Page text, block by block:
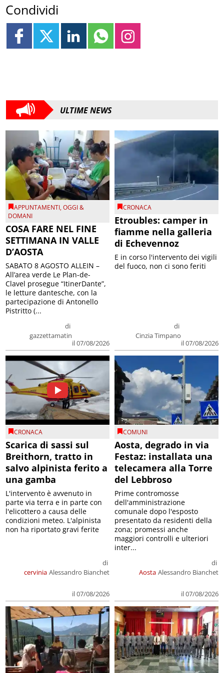
Condividi
ULTIME NEWS
APPUNTAMENTI,OGGI &
DOMANI
COSA FARE NEL FINE
SETTIMANA IN VALLE
D’AOSTA
di
gazzettamatin
il 07/08/2026
SABATO 8 AGOSTO ALLEIN –
All’area verde Le Plan-de-
Clavel prosegue “ItinerDante”,
le letture dantesche, con la
partecipazione di Antonello
Pistritto (...
CRONACA
Etroubles: camper in
fiamme nella galleria
di Echevennoz
di
Cinzia Timpano
il 07/08/2026
E in corso l'intervento dei vigili
del fuoco, non ci sono feriti
CRONACA
Scarica di sassi sul
Breithorn, tratto in
salvo alpinista ferito a
una gamba
cervinia
di
Alessandro Bianchet
il 07/08/2026
L'intervento è avvenuto in
parte via terra e in parte con
l'elicottero a causa delle
condizioni meteo. L'alpinista
non ha riportato gravi ferite
COMUNI
Aosta, degrado in via
Festaz: installata una
telecamera alla Torre
del Lebbroso
Aosta
di
Alessandro Bianchet
il 07/08/2026
Prime contromosse
dell'amministrazione
comunale dopo l'esposto
presentato da residenti della
zona; promessi anche
maggiori controlli e ulteriori
inter...